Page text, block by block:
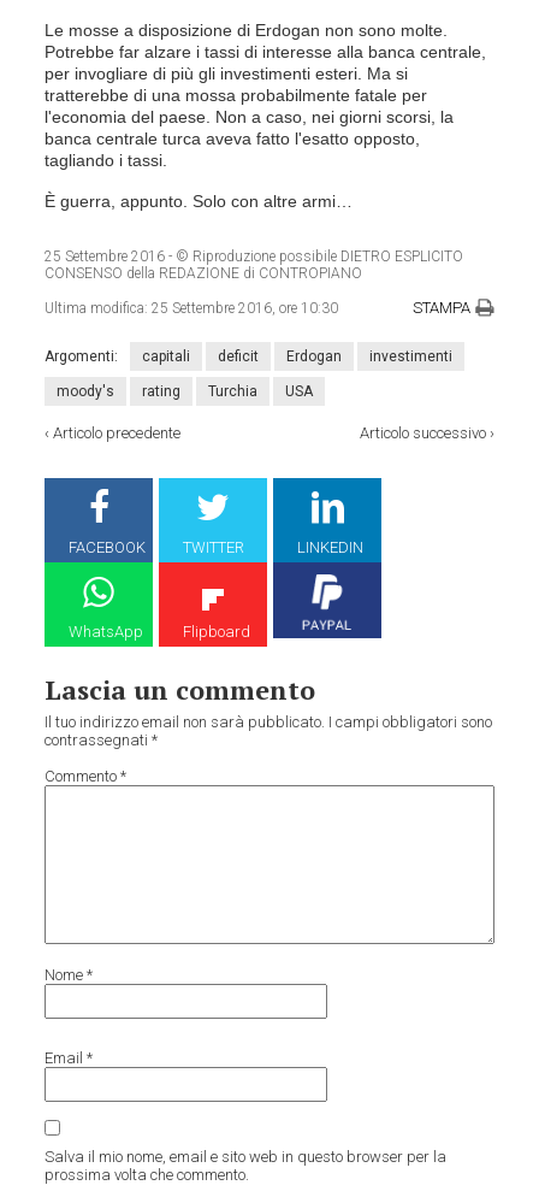
Le mosse a disposizione di Erdogan non sono molte.
Potrebbe far alzare i tassi di interesse alla banca centrale,
per invogliare di più gli investimenti esteri. Ma si
tratterebbe di una mossa probabilmente fatale per
l'economia del paese. Non a caso, nei giorni scorsi, la
banca centrale turca aveva fatto l'esatto opposto,
tagliando i tassi.
È guerra, appunto. Solo con altre armi…
25 Settembre 2016 - © Riproduzione possibile DIETRO ESPLICITO
CONSENSO della REDAZIONE di CONTROPIANO
Ultima modifica:25 Settembre 2016, ore 10:30 STAMPA
Argomenti: capitali deficit Erdogan investimenti
moody's rating Turchia USA
‹Articolo precedente Articolo successivo›
FACEBOOK TWITTER LINKEDIN
WhatsApp Flipboard
Lascia un commento
Il tuo indirizzo email non sarà pubblicato. I campi obbligatori sono
contrassegnati*
Commento*
Nome*
Email*
Salva il mio nome, email e sito web in questo browser per la
prossima volta che commento.